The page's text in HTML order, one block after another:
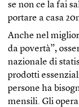
se non ce la fai
portare a casa
Anche nel
da povertà”,
nazionale di
prodotti
persone ha
mensili. Gli